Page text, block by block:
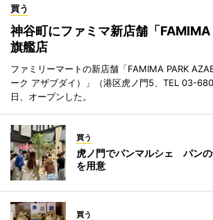
買う
神谷町にファミマ新店舗「
旗艦店
ファミリーマートの新店舗「FAMIMA PARK
ーク アザブダイ）」（港区虎ノ門5、TEL 03-
日、オープンした。
買う
虎ノ門でパンマルシェ パン
を用意
買う